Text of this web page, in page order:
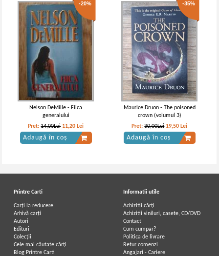
-20%
Nelson DeMille - Fiica
generalului
Pret:14,00Lei 11,20 Lei
Adaugă în coș
-35%
Maurice Druon - The poisoned
crown (volumul 3)
Pret:30,00Lei 19,50 Lei
Adaugă în coș
Printre Carti
Carți la reducere
Arhivă carți
Autori
Edituri
Colecții
Cele mai căutate cărți
Blog Printre Carti
Informatii utile
Achizitii cărți
Achizitii viniluri, casete, CD/DVD
Contact
Cum cumpar?
Politica de livrare
Retur comenzi
Angajari - Cariere